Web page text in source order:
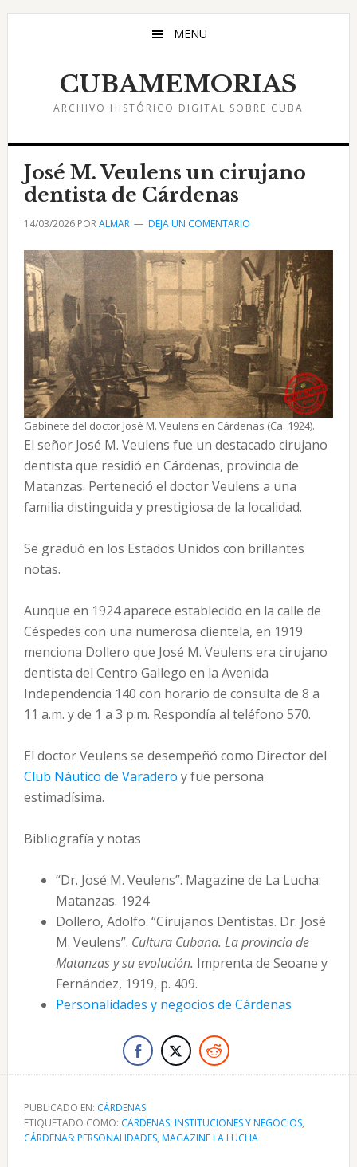
Saltar
Saltar
Saltar
MENU
CUBAMEMORIAS
ARCHIVO HISTÓRICO DIGITAL SOBRE CUBA
José M. Veulens un cirujano
dentista de Cárdenas
14/03/2026PORALMAR DEJA UN COMENTARIO
Gabinete del doctor José M. Veulens en Cárdenas (Ca. 1924).
El señor José M. Veulens fue un destacado cirujano
dentista que residió en Cárdenas, provincia de
Matanzas. Perteneció el doctor Veulens a una
familia distinguida y prestigiosa de la localidad.
Se graduó en los Estados Unidos con brillantes
notas.
Aunque en 1924 aparece establecido en la calle de
Céspedes con una numerosa clientela, en 1919
menciona Dollero que José M. Veulens era cirujano
dentista del Centro Gallego en la Avenida
Independencia 140 con horario de consulta de 8 a
11 a.m. y de 1 a 3 p.m. Respondía al teléfono 570.
El doctor Veulens se desempeñó como Director del
Club Náutico de Varadero y fue persona
estimadísima.
Bibliografía y notas
“Dr. José M. Veulens”. Magazine de La Lucha:
Matanzas. 1924
Dollero, Adolfo. “Cirujanos Dentistas. Dr. José
M. Veulens”. Cultura Cubana. La provincia de
Matanzas y su evolución. Imprenta de Seoane y
Fernández, 1919, p. 409.
Personalidades y negocios de Cárdenas
PUBLICADO EN: CÁRDENAS
ETIQUETADO COMO: CÁRDENAS: INSTITUCIONES Y NEGOCIOS,
CÁRDENAS: PERSONALIDADES, MAGAZINE LA LUCHA